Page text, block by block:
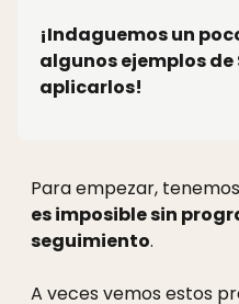
¡Indaguemos un
algunos ejemplos
aplicarlos!
Para empezar,
es imposible sin
seguimiento.
A veces vemos estos